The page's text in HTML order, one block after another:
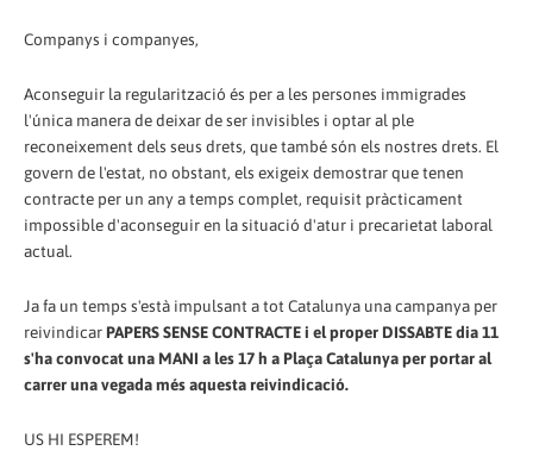
Companys i companyes,
Aconseguir la regularització és per a les persones immigrades
l'única manera de deixar de ser invisibles i optar al ple
reconeixement dels seus drets, que també són els nostres drets. El
govern de l'estat, no obstant, els exigeix demostrar que tenen
contracte per un any a temps complet, requisit pràcticament
impossible d'aconseguir en la situació d'atur i precarietat laboral
actual.
Ja fa un temps s'està impulsant a tot Catalunya una campanya per
reivindicar PAPERS SENSE CONTRACTE i el proper DISSABTE dia 11
s'ha convocat una MANI a les 17 h a Plaça Catalunya per portar al
carrer una vegada més aquesta reivindicació.
US HI ESPEREM!